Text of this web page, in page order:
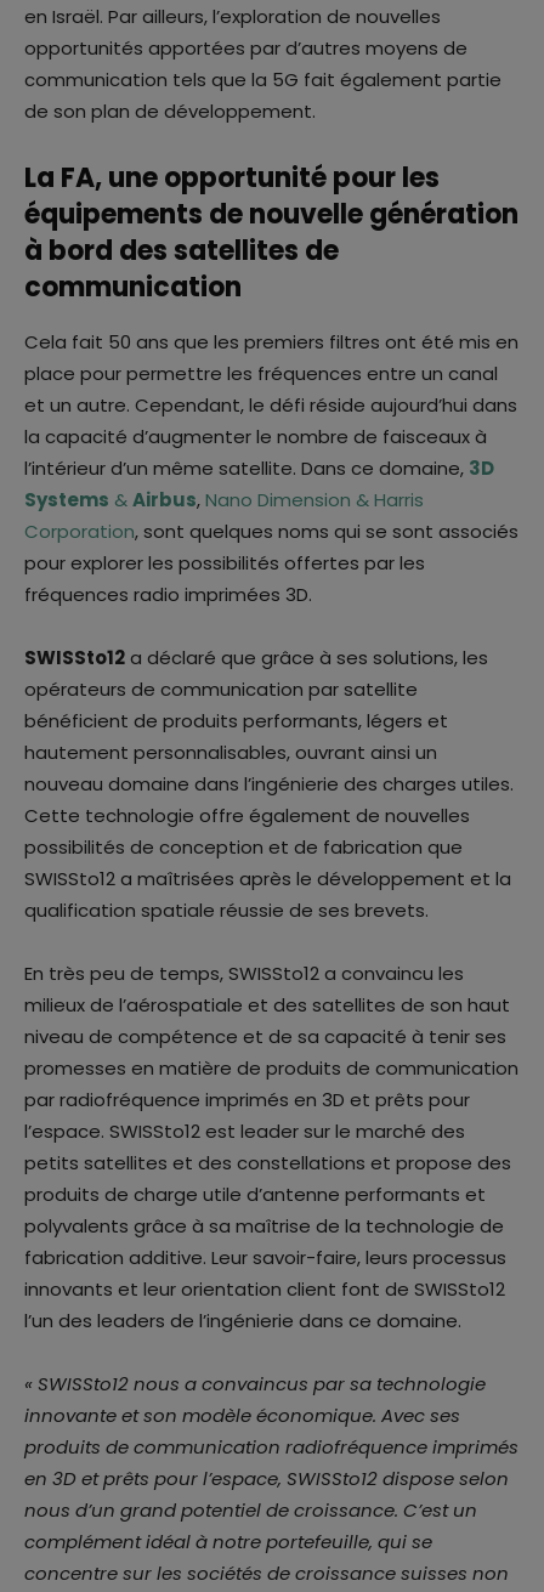
en Israël. Par ailleurs, l’exploration de nouvelles
opportunités apportées par d’autres moyens de
communication tels que la 5G fait également partie
de son plan de développement.
La FA, une opportunité pour les
équipements de nouvelle génération
à bord des satellites de
communication
Cela fait 50 ans que les premiers filtres ont été mis en
place pour permettre les fréquences entre un canal
et un autre. Cependant, le défi réside aujourd’hui dans
la capacité d’augmenter le nombre de faisceaux à
l’intérieur d’un même satellite. Dans ce domaine, 3D
Systems &Airbus,Nano Dimension & Harris
Corporation, sont quelques noms qui se sont associés
pour explorer les possibilités offertes par les
fréquences radio imprimées 3D.
SWISSto12a déclaré que grâce à ses solutions, les
opérateurs de communication par satellite
bénéficient de produits performants, légers et
hautement personnalisables, ouvrant ainsi un
nouveau domaine dans l’ingénierie des charges utiles.
Cette technologie offre également de nouvelles
possibilités de conception et de fabrication que
SWISSto12 a maîtrisées après le développement et la
qualification spatiale réussie de ses brevets.
En très peu de temps, SWISSto12 a convaincu les
milieux de l’aérospatiale et des satellites de son haut
niveau de compétence et de sa capacité à tenir ses
promesses en matière de produits de communication
par radiofréquence imprimés en 3D et prêts pour
l’espace. SWISSto12 est leader sur le marché des
petits satellites et des constellations et propose des
produits de charge utile d’antenne performants et
polyvalents grâce à sa maîtrise de la technologie de
fabrication additive. Leur savoir-faire, leurs processus
innovants et leur orientation client font de SWISSto12
l’un des leaders de l’ingénierie dans ce domaine.
« SWISSto12 nous a convaincus par sa technologie
innovante et son modèle économique. Avec ses
produits de communication radiofréquence imprimés
en 3D et prêts pour l’espace, SWISSto12 dispose selon
nous d’un grand potentiel de croissance. C’est un
complément idéal à notre portefeuille, qui se
concentre sur les sociétés de croissance suisses non